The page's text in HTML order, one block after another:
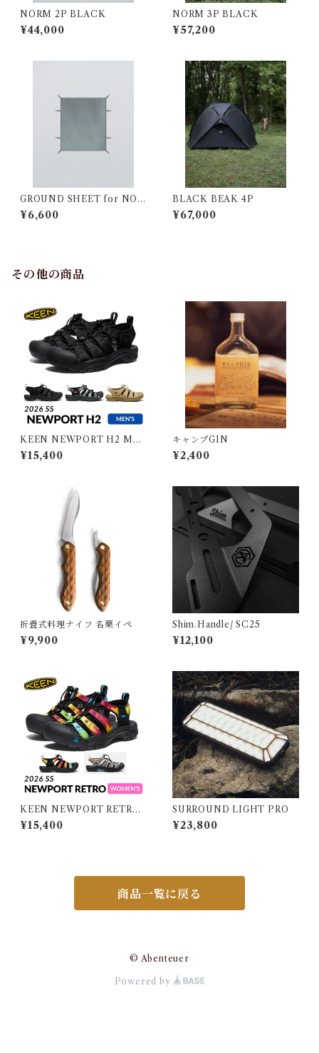
NORM 2P BLACK
¥44,000
NORM 3P BLACK
¥57,200
GROUND SHEET for NOR
M 3P
¥6,600
BLACK BEAK 4P
¥67,000
その他の商品
KEEN NEWPORT H2 ME
N キーン ニューポート エイチ
ツー メンズ
¥15,400
キャンプGIN
¥2,400
折畳式料理ナイフ 名栗イペ
¥9,900
Shim.Handle/ SC25
¥12,100
KEEN NEWPORT RETRO
WOMEN キーン ニューポー
ト レトロ ウィメンズ
¥15,400
SURROUND LIGHT PRO
¥23,800
商品一覧に戻る
© Abenteuer
Powered by